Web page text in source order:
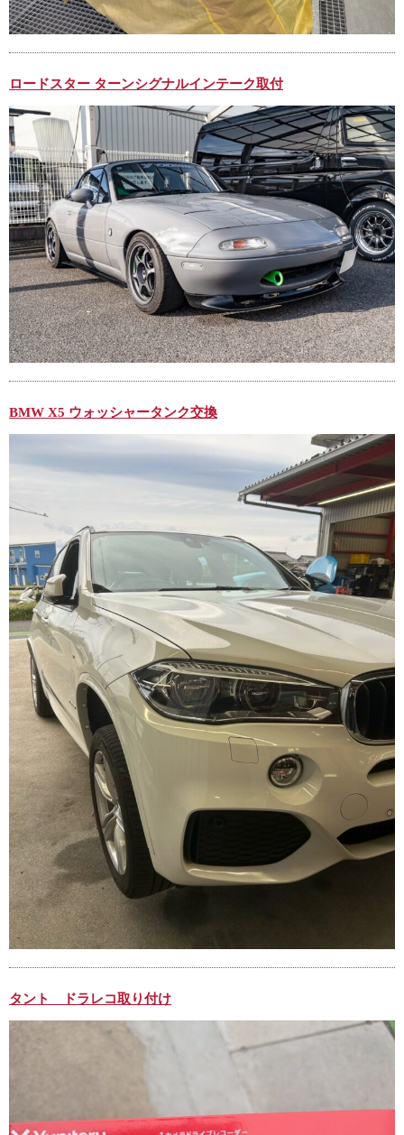
ロードスター ターンシグナルインテーク取付
BMW X5 ウォッシャータンク交換
タント ドラレコ取り付け